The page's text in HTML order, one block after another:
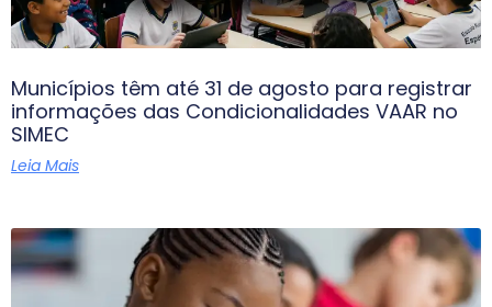
Municípios têm até 31 de agosto para registrar
informações das Condicionalidades VAAR no
SIMEC
Leia Mais